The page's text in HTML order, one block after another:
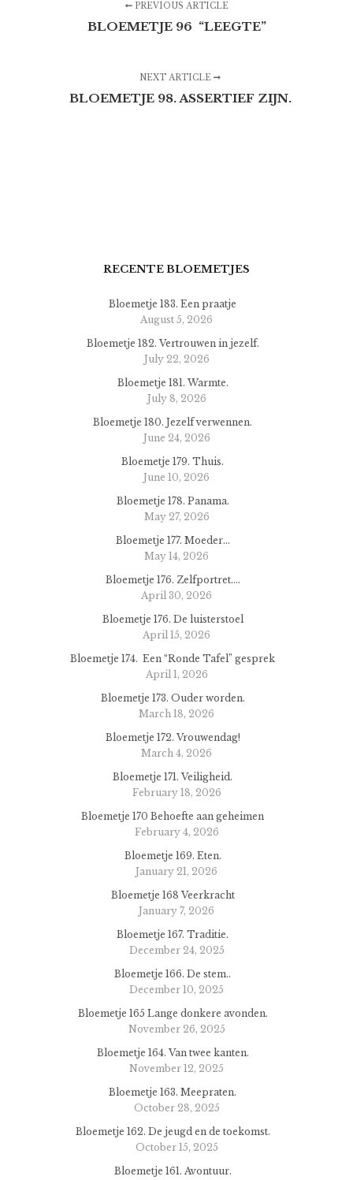
PREVIOUS ARTICLE
BLOEMETJE 96 “LEEGTE”
NEXT ARTICLE
BLOEMETJE 98. ASSERTIEF ZIJN.
RECENTE BLOEMETJES
Bloemetje 183. Een praatje
August 5, 2026
Bloemetje 182. Vertrouwen in jezelf.
July 22, 2026
Bloemetje 181. Warmte.
July 8, 2026
Bloemetje 180. Jezelf verwennen.
June 24, 2026
Bloemetje 179. Thuis.
June 10, 2026
Bloemetje 178. Panama.
May 27, 2026
Bloemetje 177. Moeder…
May 14, 2026
Bloemetje 176. Zelfportret….
April 30, 2026
Bloemetje 176. De luisterstoel
April 15, 2026
Bloemetje 174. Een “Ronde Tafel” gesprek
April 1, 2026
Bloemetje 173. Ouder worden.
March 18, 2026
Bloemetje 172. Vrouwendag!
March 4, 2026
Bloemetje 171. Veiligheid.
February 18, 2026
Bloemetje 170 Behoefte aan geheimen
February 4, 2026
Bloemetje 169. Eten.
January 21, 2026
Bloemetje 168 Veerkracht
January 7, 2026
Bloemetje 167. Traditie.
December 24, 2025
Bloemetje 166. De stem..
December 10, 2025
Bloemetje 165 Lange donkere avonden.
November 26, 2025
Bloemetje 164. Van twee kanten.
November 12, 2025
Bloemetje 163. Meepraten.
October 28, 2025
Bloemetje 162. De jeugd en de toekomst.
October 15, 2025
Bloemetje 161. Avontuur.